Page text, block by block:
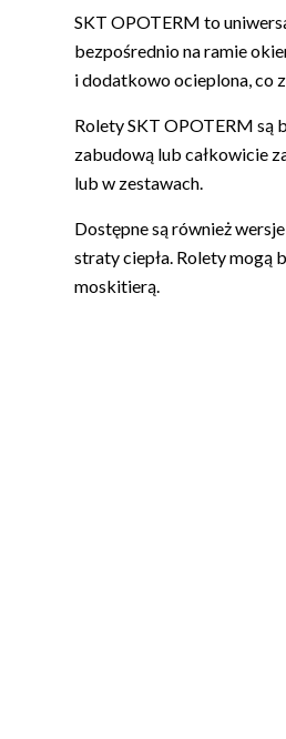
SKT OPOTERM to
bezpośrednio na ramie
i dodatkowo ocieplona, co
Rolety SKT OPOTERM są
zabudową lub całkowicie
lub w zestawach.
Dostępne są również
straty ciepła. Rolety mogą
moskitierą.